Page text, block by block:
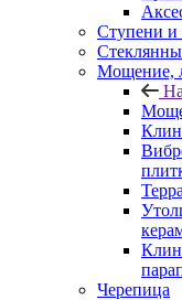
Ступени и
Мощение,
Черепица